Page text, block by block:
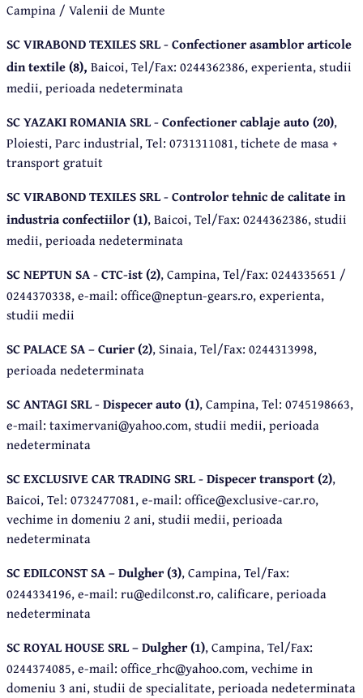
Campina / Valenii de Munte
SC VIRABOND TEXILES SRL - Confectioner asamblor articole
din textile (8), Baicoi, Tel/Fax: 0244362386, experienta, studii
medii, perioada nedeterminata
SC YAZAKI ROMANIA SRL - Confectioner cablaje auto (20),
Ploiesti, Parc industrial, Tel: 0731311081, tichete de masa +
transport gratuit
SC VIRABOND TEXILES SRL - Controlor tehnic de calitate in
industria confectiilor (1), Baicoi, Tel/Fax: 0244362386, studii
medii, perioada nedeterminata
SC NEPTUN SA - CTC-ist (2), Campina, Tel/Fax: 0244335651 /
0244370338, e-mail: office@neptun-gears.ro, experienta,
studii medii
SC PALACE SA – Curier (2), Sinaia, Tel/Fax: 0244313998,
perioada nedeterminata
SC ANTAGI SRL - Dispecer auto (1), Campina, Tel: 0745198663,
e-mail: taximervani@yahoo.com, studii medii, perioada
nedeterminata
SC EXCLUSIVE CAR TRADING SRL - Dispecer transport (2),
Baicoi, Tel: 0732477081, e-mail: office@exclusive-car.ro,
vechime in domeniu 2 ani, studii medii, perioada
nedeterminata
SC EDILCONST SA – Dulgher (3), Campina, Tel/Fax:
0244334196, e-mail: ru@edilconst.ro, calificare, perioada
nedeterminata
SC ROYAL HOUSE SRL – Dulgher (1), Campina, Tel/Fax:
0244374085, e-mail: office_rhc@yahoo.com, vechime in
domeniu 3 ani, studii de specialitate, perioada nedeterminata